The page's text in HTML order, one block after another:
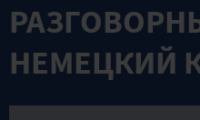
НЕМЕЦКИЙ